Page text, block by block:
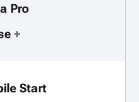
Pro
+
Start